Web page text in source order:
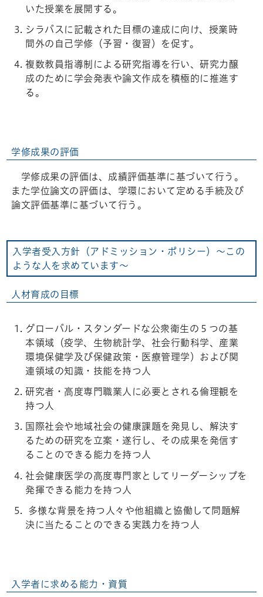
いた授業を展開する。
シラバスに記載された目標の達成に向け、授業時
間外の自己学修（予習・復習）を促す。
複数教員指導制による研究指導を行い、研究力醸
成のために学会発表や論文作成を積極的に推進す
る。
学修成果の評価
学修成果の評価は、成績評価基準に基づいて行う。
また学位論文の評価は、学環において定める手続及び
論文評価基準に基づいて行う。
入学者受入方針（アドミッション・ポリシー）～この
ような人を求めています～
人材育成の目標
グローバル・スタンダードな公衆衛生の５つの基
本領域（疫学、生物統計学、社会行動科学、産業
環境保健学及び保健政策・医療管理学）および関
連領域の知識・技能を持つ人
研究者・高度専門職業人に必要とされる倫理観を
持つ人
国際社会や地域社会の健康課題を発見し、解決す
るための研究を立案・遂行し、その成果を発信す
ることのできる能力を持つ人
社会健康医学の高度専門家としてリーダーシップを
発揮できる能力を持つ人
多様な背景を持つ人々や他組織と協働して問題解
決に当たることのできる実践力を持つ人
入学者に求める能力・資質